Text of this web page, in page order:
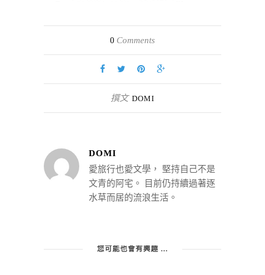
0 Comments
撰文 DOMI
DOMI
愛旅行也愛文學， 堅持自己不是
文青的阿宅。 目前仍持續過著逐
水草而居的流浪生活。
您可能也會有興趣 ...